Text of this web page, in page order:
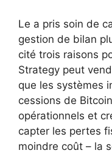
Le a pris soin de
gestion de bilan
cité trois raisons
Strategy peut
que les systèmes
cessions de
opérationnels et
capter les pertes
moindre coût – la